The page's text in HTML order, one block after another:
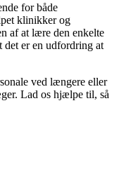
for både
klinikker og
af at lære den enkelte
det er en udfordring at
ved længere eller
Lad os hjælpe til, så